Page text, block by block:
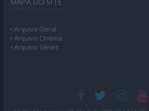
• Arquivo Geral
• Arquivo Cinema
• Arquivo Séries